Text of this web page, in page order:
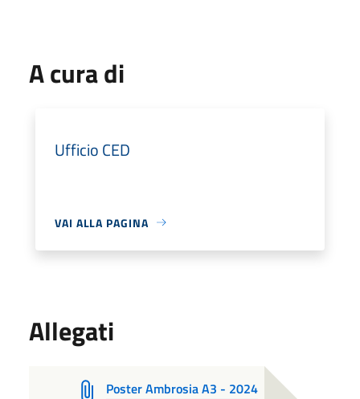
A cura di
Ufficio CED
VAI ALLA PAGINA
Allegati
Poster Ambrosia A3 - 2024